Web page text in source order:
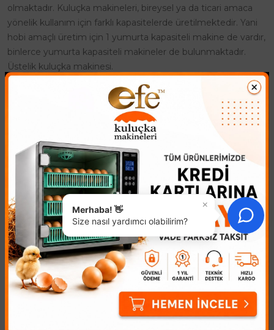
olmaktadır. Kuluçka makineleri, bireysel ya da ticari amaca
yönelik kullanım için farklı kapasitelerde üretilmektedir. Yani
hobi amaçlı üretim için 1 yumurta kapasiteli makine de vardır,
binlerce yumurta kapasiteli makineler de bulunmaktadır.
Üstelik kuluçka makinesi.
Hobi Amaçlı Kuluçka Makinesi
Kuluçka makinesi adı altında satışa sunulan ürünler o kadar
çeşitlidir ki, kapasite ve üretim amaçlı olmak üzere her
amaca yönelik model bulmak mümkündür. Aslında, büyük
kapasiteli modeller çoğunlukla ticari amaçlı kullanılsa da, hobi
olarak civciv çıkarmak isteyen kişilere yönelik kuluçka
makinesi kategorisi de zengin seçeneklerden oluşur. Hobi
olarak tavuk ve diğer kanatlıların yetiştiriciliği, kuluçka
makinelerinde kolaylıkla yapılır. Otomatik çevirme özelliği ve
dijital nem göstergesine sahip kuluçka makinesi, farklı kanatlı
türlerine göre farklı modelleri olduğu gibi birçok kanatlı
hayvan türünü aynı ortamda çoğaltabilecek özellikte kuluçka
makinesi modelleri de vardır. Kuluçka makinesi nin temel
çalışma mantığı, içine koyulan yumurtaların gerekli şartlar
altında kuluçka sürelerini tamamlamasını sağlamaktır.
×
Merhaba! 👋
Size nasıl yardımcı olabilirim?